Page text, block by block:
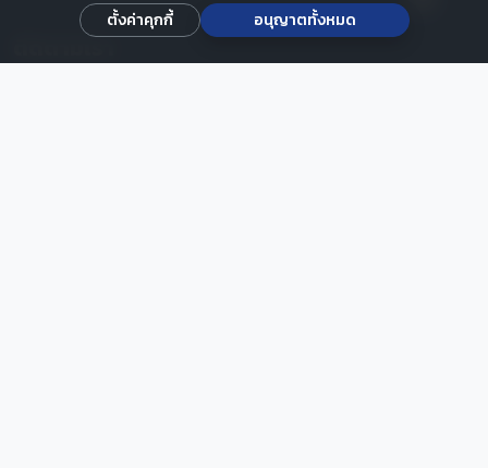
ติดตามเรา
ตั้งค่าคุกกี้
อนุญาตทั้งหมด